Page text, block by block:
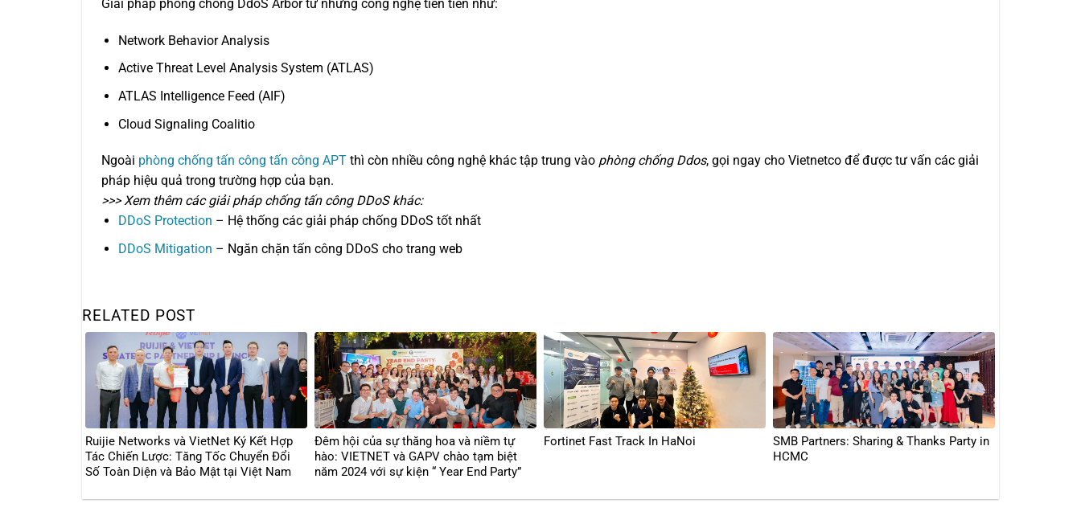
Giải pháp phòng chống DdoS Arbor từ những công nghệ tiên tiến như:
Network Behavior Analysis
Active Threat Level Analysis System (ATLAS)
ATLAS Intelligence Feed (AIF)
Cloud Signaling Coalitio
Ngoài phòng chống tấn công tấn công APT thì còn nhiều công nghệ khác tập trung vào phòng chống Ddos, gọi ngay cho Vietnetco để được tư vấn các giải
pháp hiệu quả trong trường hợp của bạn.
>>> Xem thêm các giải pháp chống tấn công DDoS khác:
DDoS Protection – Hệ thống các giải pháp chống DDoS tốt nhất
DDoS Mitigation – Ngăn chặn tấn công DDoS cho trang web
RELATED POST
Ruijie Networks và VietNet Ký Kết Hợp
Tác Chiến Lược: Tăng Tốc Chuyển Đổi
Số Toàn Diện và Bảo Mật tại Việt Nam
Đêm hội của sự thăng hoa và niềm tự
hào: VIETNET và GAPV chào tạm biệt
năm 2024 với sự kiện “ Year End Party”
Fortinet Fast Track In HaNoi
SMB Partners: Sharing & Thanks Party in
HCMC